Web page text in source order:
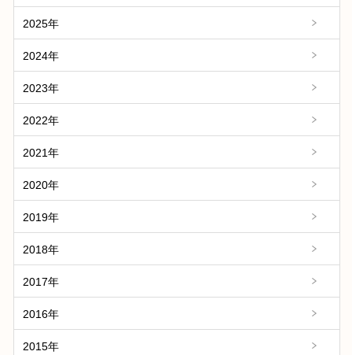
2025年
2024年
2023年
2022年
2021年
2020年
2019年
2018年
2017年
2016年
2015年